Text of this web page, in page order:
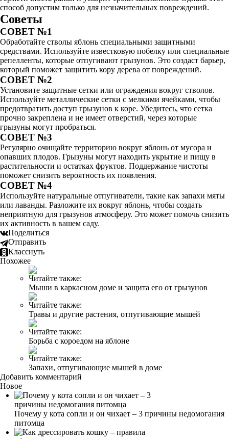
способ допустим только для незначительных повреждений.
Советы
СОВЕТ №1
Обработайте стволы яблонь специальными защитными
средствами. Используйте известковую побелку или специальные
репелленты, которые отпугивают грызунов. Это создаст барьер,
который поможет защитить кору дерева от повреждений.
СОВЕТ №2
Установите защитные сетки или ограждения вокруг стволов.
Используйте металлические сетки с мелкими ячейками, чтобы
предотвратить доступ грызунов к коре. Убедитесь, что сетка
прочно закреплена и не имеет отверстий, через которые
грызуны могут пробраться.
СОВЕТ №3
Регулярно очищайте территорию вокруг яблонь от мусора и
опавших плодов. Грызуны могут находить укрытие и пищу в
растительности и остатках фруктов. Поддержание чистоты
поможет снизить вероятность их появления.
СОВЕТ №4
Используйте натуральные отпугиватели, такие как запахи мяты
или лаванды. Разложите их вокруг яблонь, чтобы создать
неприятную для грызунов атмосферу. Это может помочь снизить
их активность в вашем саду.
Поделиться
Отправить
Класснуть
Похожее
Читайте также:
Мыши в каркасном доме и защита его от грызунов
Читайте также:
Травы и другие растения, отпугивающие мышей
Читайте также:
Борьба с короедом на яблоне
Читайте также:
Запахи, отпугивающие мышей в доме
Добавить комментарий
Новое
Почему у кота сопли и он чихает – 3 причины недомогания
питомца